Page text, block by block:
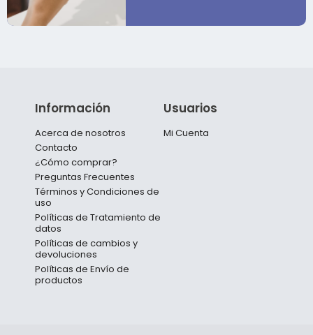
Información
Acerca de nosotros
Contacto
¿Cómo comprar?
Preguntas Frecuentes
Términos y Condiciones de
uso
Políticas de Tratamiento de
datos
Políticas de cambios y
devoluciones
Políticas de Envío de
productos
Usuarios
Mi Cuenta